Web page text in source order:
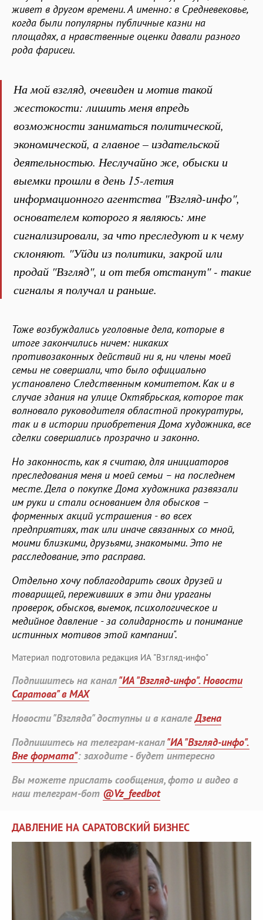
живет в другом времени. А именно: в Средневековье,
когда были популярны публичные казни на
площадях, а нравственные оценки давали разного
рода фарисеи.
На мой взгляд, очевиден и мотив такой
жестокости: лишить меня впредь
возможности заниматься политической,
экономической, а главное – издательской
деятельностью. Неслучайно же, обыски и
выемки прошли в день 15-летия
информационного агентства "Взгляд-инфо",
основателем которого я являюсь: мне
сигнализировали, за что преследуют и к чему
склоняют. "Уйди из политики, закрой или
продай "Взгляд", и от тебя отстанут" - такие
сигналы я получал и раньше.
Тоже возбуждались уголовные дела, которые в
итоге закончились ничем: никаких
противозаконных действий ни я, ни члены моей
семьи не совершали, что было официально
установлено Следственным комитетом. Как и в
случае здания на улице Октябрьская, которое так
волновало руководителя областной прокуратуры,
так и в истории приобретения Дома художника, все
сделки совершались прозрачно и законно.
Но законность, как я считаю, для инициаторов
преследования меня и моей семьи – на последнем
месте. Дела о покупке Дома художника развязали
им руки и стали основанием для обысков –
форменных акций устрашения - во всех
предприятиях, так или иначе связанных со мной,
моими близкими, друзьями, знакомыми. Это не
расследование, это расправа.
Отдельно хочу поблагодарить своих друзей и
товарищей, переживших в эти дни ураганы
проверок, обысков, выемок, психологическое и
медийное давление - за солидарность и понимание
истинных мотивов этой кампании".
Материал подготовила редакция ИА "Взгляд-инфо"
Подпишитесь на канал"ИА "Взгляд-инфо". Новости
Саратова" в MAX
Новости "Взгляда" доступны и в каналеДзена
Подпишитесь на телеграм-канал"ИА "Взгляд-инфо".
Вне формата": заходите - будет интересно
Вы можете прислать сообщения, фото и видео в
наш телеграм-бот @Vz_feedbot
ДАВЛЕНИЕ НА САРАТОВСКИЙ БИЗНЕС